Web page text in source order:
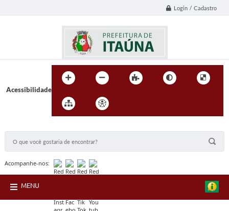
Login / Cadastro
Acessibilidade
Acompanhe-nos:
MENU